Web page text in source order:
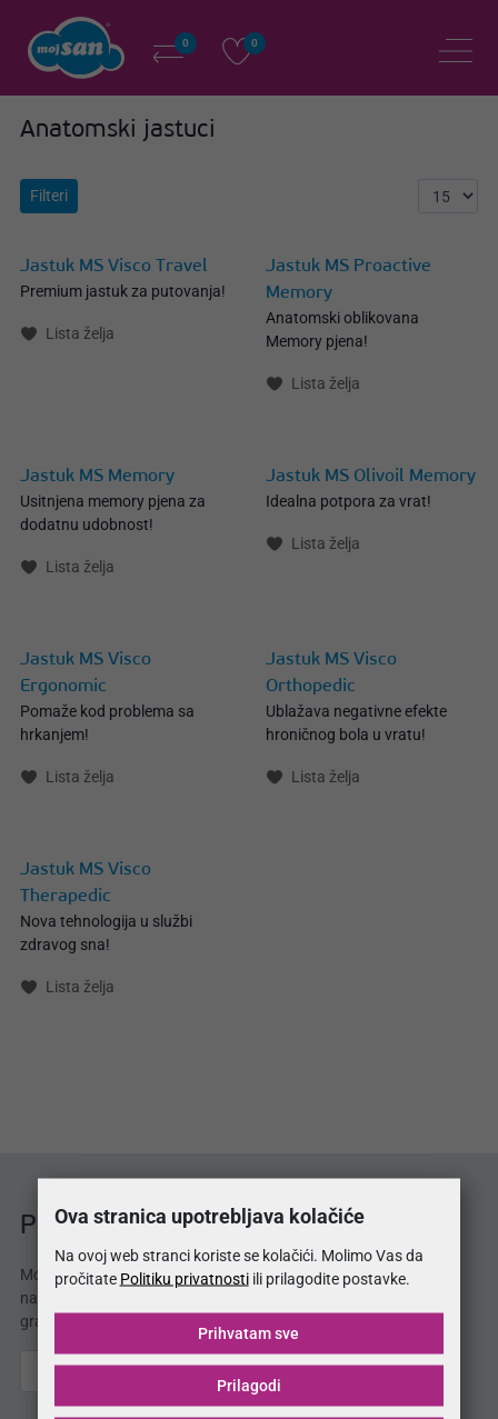
0 0
Anatomski jastuci
Filteri
Jastuk MS Visco Travel
Premium jastuk za putovanja!
Lista želja
Jastuk MS Proactive
Memory
Anatomski oblikovana
Memory pjena!
Lista želja
Jastuk MS Memory
Usitnjena memory pjena za
dodatnu udobnost!
Lista želja
Jastuk MS Olivoil Memory
Idealna potpora za vrat!
Lista želja
Jastuk MS Visco
Ergonomic
Pomaže kod problema sa
hrkanjem!
Lista želja
Jastuk MS Visco
Orthopedic
Ublažava negativne efekte
hroničnog bola u vratu!
Lista želja
Jastuk MS Visco
Therapedic
Nova tehnologija u službi
zdravog sna!
Lista želja
Prodajna mjesta MojSan®
MojSan® proizvode možete kupiti u 3 salona
namještaja. Potražite naše proizvode i u Vašem
gradu!
Ova stranica upotrebljava kolačiće
Na ovoj web stranci koriste se kolačići. Molimo Vas da
pročitate Politiku privatnostiili prilagodite postavke.
Prilagodi
Prihvatam sve